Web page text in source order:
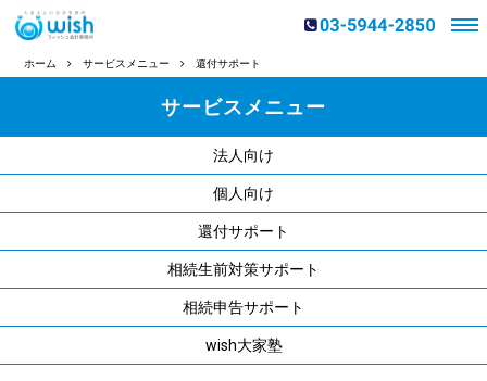
ホーム サービスメニュー 還付サポート
サービスメニュー
法人向け
個人向け
還付サポート
相続生前対策サポート
相続申告サポート
wish大家塾